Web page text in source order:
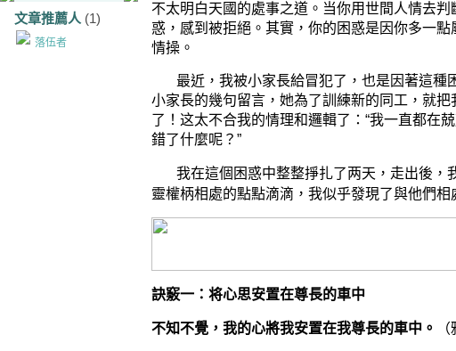
文章推薦人 (1)
落伍者
不太明白天國 的處事之道。当你用世間人情去
惑 ，感到被拒絕。其實，你的困惑是因你多一
情操。
最近， 我被小家長給冒犯了，也是因著這種
小家長的幾句留言，她為了訓練新的同工， 就把
了 ！ 这太不合我的情理和邏輯了： “我一直都在
錯了什麼呢？ ”
我在這個困惑中整整掙扎了两天 ，走出後，
靈權柄相處的點點滴滴， 我似乎發現了與他們相
訣竅一：将心思安置在尊長的車中
不知不覺，我的心將我安置在我尊長的車中。 （